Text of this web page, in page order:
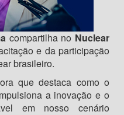
compartilha no Nuclear
e da participação
brasileiro.
que destaca como o
a inovação e o
em nosso cenário